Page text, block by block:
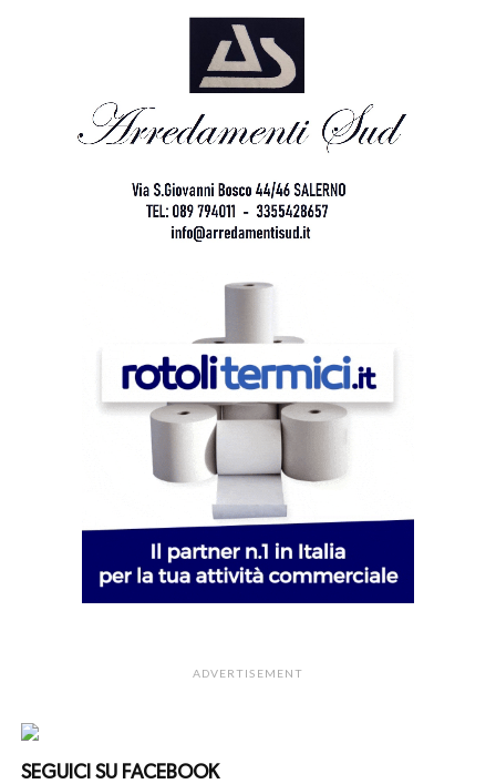
ADVERTISEMENT
SEGUICI SU FACEBOOK